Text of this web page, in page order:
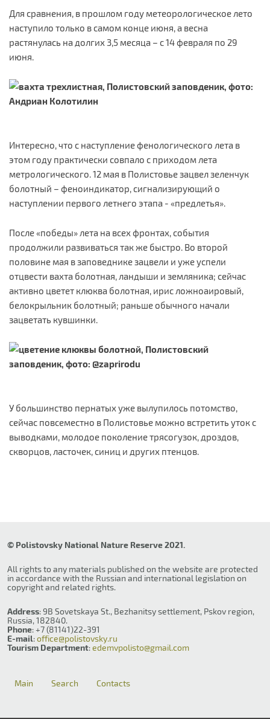
Для сравнения, в прошлом году метеорологическое лето
наступило только в самом конце июня, а весна
растянулась на долгих 3,5 месяца – с 14 февраля по 29
июня.
Интересно, что с наступление фенологического лета в
этом году практически совпало с приходом лета
метрологического. 12 мая в Полистовье зацвел зеленчук
болотный – феноиндикатор, сигнализирующий о
наступлении первого летнего этапа - «предлетья».
После «победы» лета на всех фронтах, события
продолжили развиваться так же быстро. Во второй
половине мая в заповеднике зацвели и уже успели
отцвести вахта болотная, ландыши и земляника; сейчас
активно цветет клюква болотная, ирис ложноаировый,
белокрыльник болотный; раньше обычного начали
зацветать кувшинки.
У большинство пернатых уже вылупилось потомство,
сейчас повсеместно в Полистовье можно встретить уток с
выводками, молодое поколение трясогузок, дроздов,
скворцов, ласточек, синиц и других птенцов.
© Polistovsky National Nature Reserve 2021.
All rights to any materials published on the website are protected
in accordance with the Russian and international legislation on
copyright and related rights.
Address: 9B Sovetskaya St., Bezhanitsy settlement, Pskov region,
Russia, 182840.
Phone: +7 (81141)22-391
E-mail:office@polistovsky.ru
Tourism Department:edemvpolisto@gmail.com
Main Search Contacts